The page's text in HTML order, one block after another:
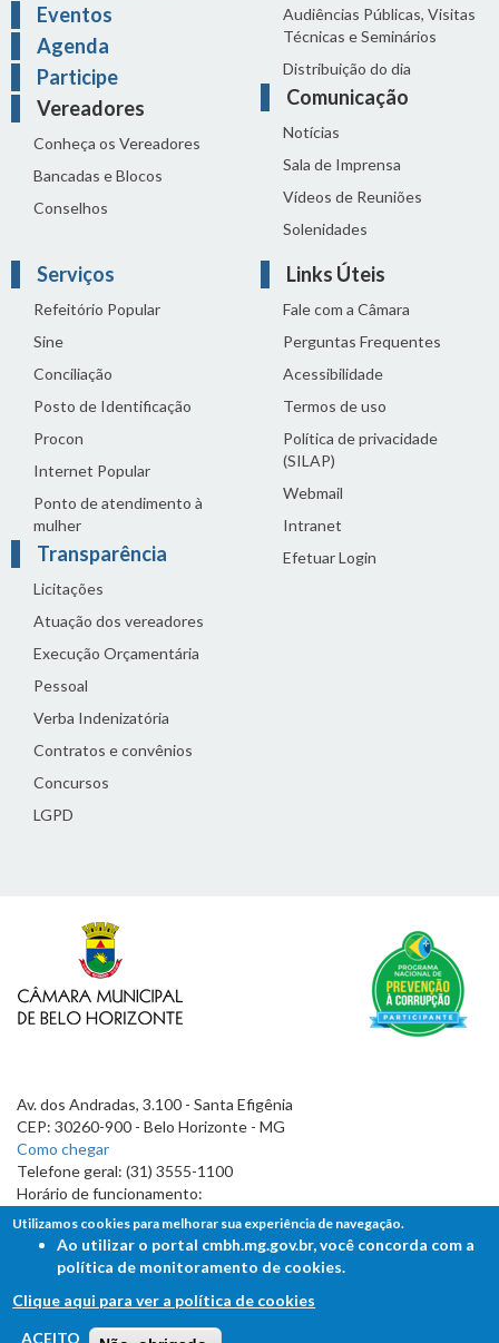
Eventos
Agenda
Participe
Vereadores
Conheça os Vereadores
Bancadas e Blocos
Conselhos
Audiências Públicas, Visitas
Técnicas e Seminários
Distribuição do dia
Comunicação
Notícias
Sala de Imprensa
Vídeos de Reuniões
Solenidades
Serviços
Refeitório Popular
Sine
Conciliação
Posto de Identificação
Procon
Internet Popular
Ponto de atendimento à
mulher
Transparência
Licitações
Atuação dos vereadores
Execução Orçamentária
Pessoal
Verba Indenizatória
Contratos e convênios
Concursos
LGPD
Links Úteis
Fale com a Câmara
Perguntas Frequentes
Acessibilidade
Termos de uso
Política de privacidade
(SILAP)
Webmail
Intranet
Efetuar Login
Av. dos Andradas, 3.100 - Santa Efigênia
CEP: 30260-900 - Belo Horizonte - MG
Como chegar
Telefone geral: (31) 3555-1100
Horário de funcionamento:
7h às 19h
FALE COM A CÂMARA
Utilizamos cookies para melhorar sua experiência de navegação.
Ao utilizar o portal cmbh.mg.gov.br, você concorda com a
política de monitoramento de cookies.
Clique aqui para ver a política de cookies
ACEITO